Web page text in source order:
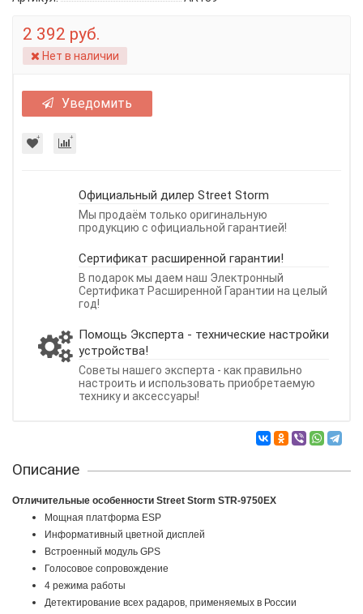
2 392 руб.
Нет в наличии
Уведомить
Официальный дилер Street Storm
Мы продаём только оригинальную
продукцию с официальной гарантией!
Сертификат расширенной гарантии!
В подарок мы даем наш Электронный
Сертификат Расширенной Гарантии на целый
год!
Помощь Эксперта - технические настройки
устройства!
Советы нашего эксперта - как правильно
настроить и использовать приобретаемую
технику и аксессуары!
Описание
Отличительные особенности Street Storm STR-9750EX
Мощная платформа ESP
Информативный цветной дисплей
Встроенный модуль GPS
Голосовое сопровождение
4 режима работы
Детектирование всех радаров, применяемых в России